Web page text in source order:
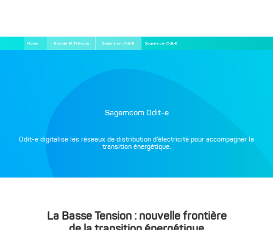
au
d'Ariane
Home Energie Et Télécom Sagemcom Odit-E Sagemcom Odit-E
Sagemcom Odit-e
Odit-e digitalise les réseaux de distribution d’électricité pour accompagner la
transition énergétique.
La Basse Tension : nouvelle frontière